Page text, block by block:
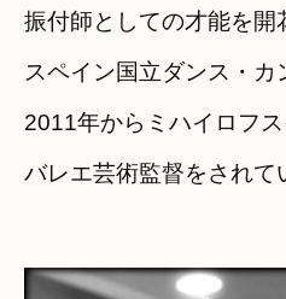
振付師としての才能を開
スペイン国立ダンス・
2011年からミハイロフ
バレエ芸術監督をされて